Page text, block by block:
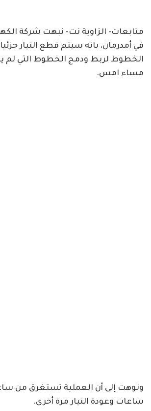
متابعات- الزاوية نت- نبهت شركة
في أمدرمان، بانه سيتم قطع التيار
الخطوط لربط ودمج الخطوط التي لم
مساء امس.
ساعات وعودة التيار مرة أخرى.